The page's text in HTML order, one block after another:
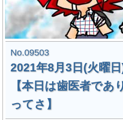
No.09503
2021年8月3日(火曜
【本日は歯医者で
ってさ】